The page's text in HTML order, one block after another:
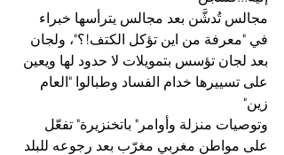
مجالس تُدشَّن بعد مجالس يترأسها خبراء
في "معرفة من اين تؤكل الكتف!؟"، ولجان
بعد لجان تؤسس بتمويلات لا حدود لها ويعين
على تسييرها خدام الفساد وطبالوا "العام
زين"
وتوصيات منزلة وأوامر" باتخنزيرة" تفعّل
على مواطن مغربي مغرّب بعد رجوعه للبلد